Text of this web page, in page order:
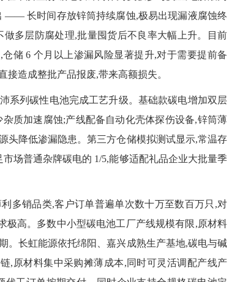
—— 长时间存放锌筒持续腐蚀,极易出现漏液腐蚀终
多层防腐处理,批量囤货后不良率大幅上升。目前
储 6 个月以上渗漏风险显著提升,对于需要提前备
造成整批产品报废,带来高额损失。
系列碳性电池完成工艺升级。基础款碳电增加双层
质加速腐蚀;产线配备自动化壳体探伤设备,锌筒薄
头降低渗漏隐患。第三方仓储模拟测试显示,常温存
场普通杂牌碳电的 1/5,能够适配礼品企业大批量季
销品类,客户订单普遍单次数十万至数百万只,对
极高。多数中小型碳电池工厂产线规模有限,原材料
。长虹能源依托绵阳、嘉兴成熟生产基地,碳电与碱
,原材料集中采购摊薄成本,同时可灵活调配产线产